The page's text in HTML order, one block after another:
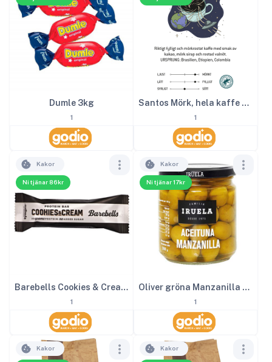
Dumle 3kg
1
Santos Mörk, hela kaffe bönor 1000g
1
Ni tjänar 86kr
Kakor
Barebells Cookies & Cream 12st
1
Ni tjänar 17kr
Kakor
Oliver gröna Manzanilla 365 g
1
Kakor Kakor